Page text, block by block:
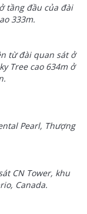
tầng đầu của đài
333m.
từ đài quan sát ở
Tree cao 634m ở
Pearl, Thượng
CN Tower, khu
Canada.